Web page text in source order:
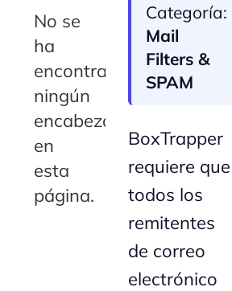
No se
ha
encontrado
ningún
encabezado
en
esta
página.
Categoría:
Mail
Filters &
SPAM
BoxTrapper
requiere que
todos los
remitentes
de correo
electrónico